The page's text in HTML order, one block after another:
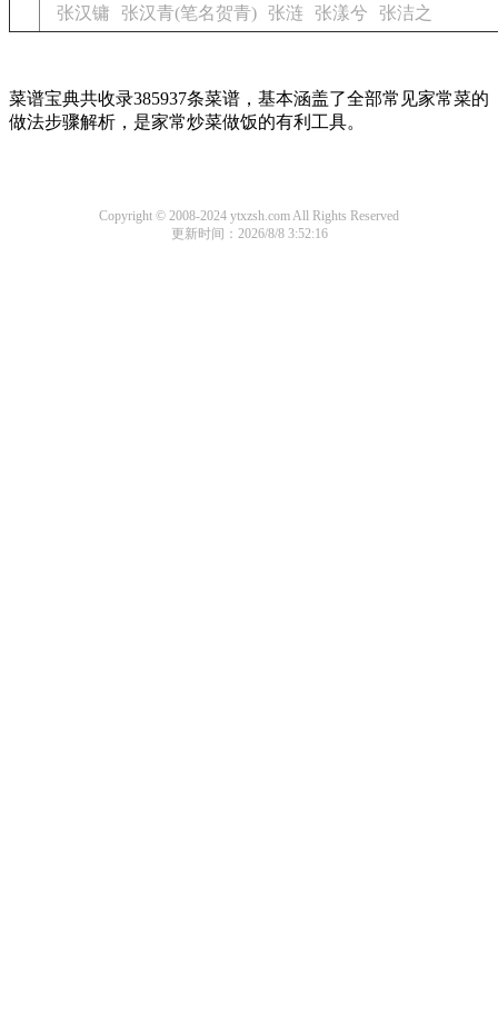
张汉镛
张汉青(笔名贺青) 张涟 张漾兮 张洁之
菜谱宝典共收录385937条菜谱，基本涵盖了全部常见家常菜的
做法步骤解析，是家常炒菜做饭的有利工具。
Copyright © 2008-2024 ytxzsh.com All Rights Reserved
更新时间：2026/8/8 3:52:16